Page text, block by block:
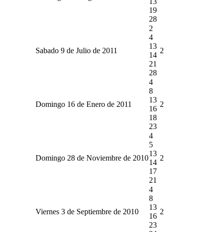
19
28
Sabado 9 de Julio de 2011
2
4
13
14
21
28
2
Domingo 16 de Enero de 2011
4
8
13
16
18
23
2
Domingo 28 de Noviembre de 2010
4
5
13
14
17
21
2
Viernes 3 de Septiembre de 2010
4
8
13
16
23
2